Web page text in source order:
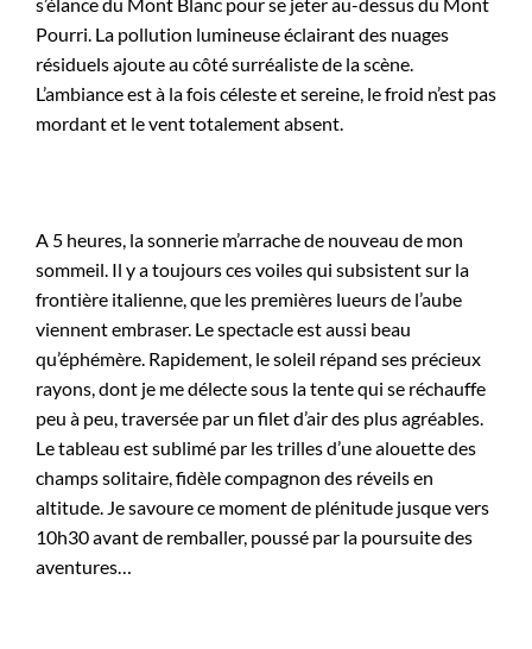
Pourri. La pollution lumineuse éclairant des nuages
résiduels ajoute au côté surréaliste de la scène.
L’ambiance est à la fois céleste et sereine, le froid n’est pas
mordant et le vent totalement absent.
A 5 heures, la sonnerie m’arrache de nouveau de mon
sommeil. Il y a toujours ces voiles qui subsistent sur la
frontière italienne, que les premières lueurs de l’aube
viennent embraser. Le spectacle est aussi beau
qu’éphémère. Rapidement, le soleil répand ses précieux
rayons, dont je me délecte sous la tente qui se réchauffe
peu à peu, traversée par un filet d’air des plus agréables.
Le tableau est sublimé par les trilles d’une alouette des
champs solitaire, fidèle compagnon des réveils en
altitude. Je savoure ce moment de plénitude jusque vers
10h30 avant de remballer, poussé par la poursuite des
aventures…